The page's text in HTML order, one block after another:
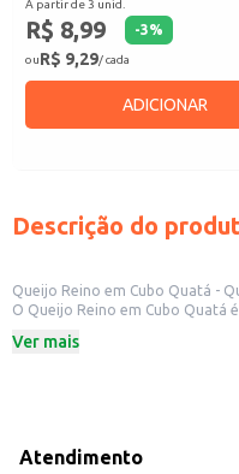
A partir de 3 unid.
R$ 8,99 -3%
ouR$ 9,29/ cada
ADICIONAR
Descrição do
Queijo Reino em Cubo Quatá -
O Queijo Reino em Cubo Quatá
Perfeito para:
Adicione em saladas para um
Ver mais
Atendimento